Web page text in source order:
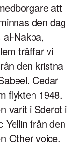
att
den dag
Nakba,
träffar vi
den kristna
Cedar
flykten 1948.
varit i Sderot i
Yellin från den
Other voice.